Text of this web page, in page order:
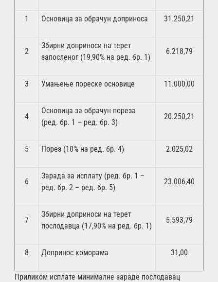
1 Основица за обрачун доприноса 31.250,21
2
Збирни доприноси на терет
запосленог (19,90% на ред. бр. 1)
6.218,79
3 Умањење пореске основице 11.000,00
4
Основица за обрачун пореза
(ред. бр. 1 – ред. бр. 3)
20.250,21
5 Порез (10% на ред. бр. 4) 2.025,02
6
Зарада за исплату (ред. бр. 1 –
ред. бр. 2 – ред. бр. 5)
23.006,40
7
Збирни доприноси на терет
послодавца (17,90% на ред. бр. 1)
5.593,79
8 Допринос коморама 31,00
Приликом исплате минималне зараде послодавац